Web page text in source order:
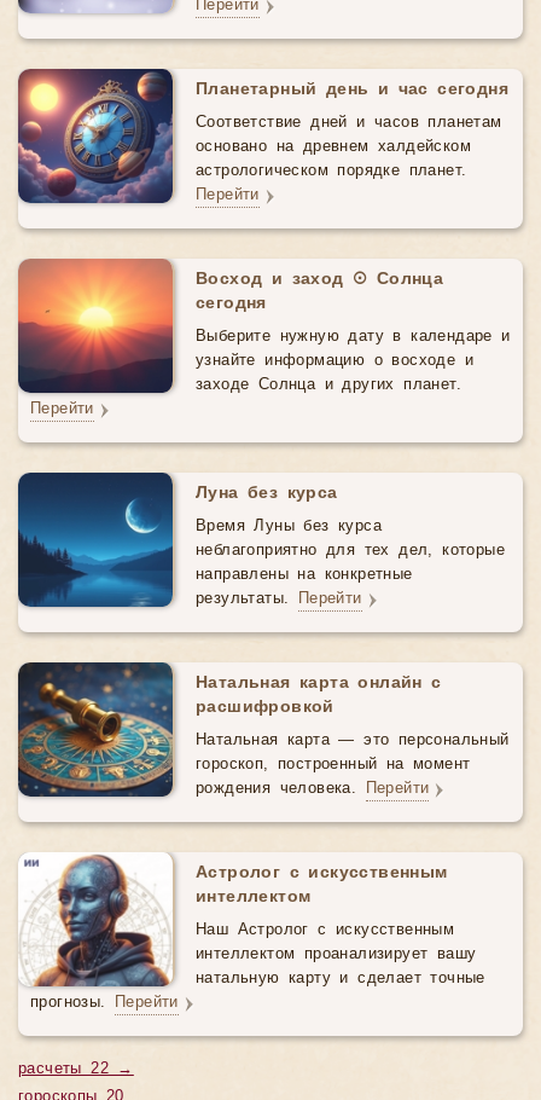
Перейти
Планетарный день и час сегодня
Соответствие дней и часов планетам
основано на древнем халдейском
астрологическом порядке планет.
Перейти
Восход и заход ☉ Солнца
сегодня
Выберите нужную дату в календаре и
узнайте информацию о восходе и
заходе Солнца и других планет.
Перейти
Луна без курса
Время Луны без курса
неблагоприятно для тех дел, которые
направлены на конкретные
результаты. Перейти
Натальная карта онлайн с
расшифровкой
Натальная карта — это персональный
гороскоп, построенный на момент
рождения человека. Перейти
Астролог с искусственным
интеллектом
Наш Астролог с искусственным
интеллектом проанализирует вашу
натальную карту и сделает точные
прогнозы. Перейти
расчеты 22 →